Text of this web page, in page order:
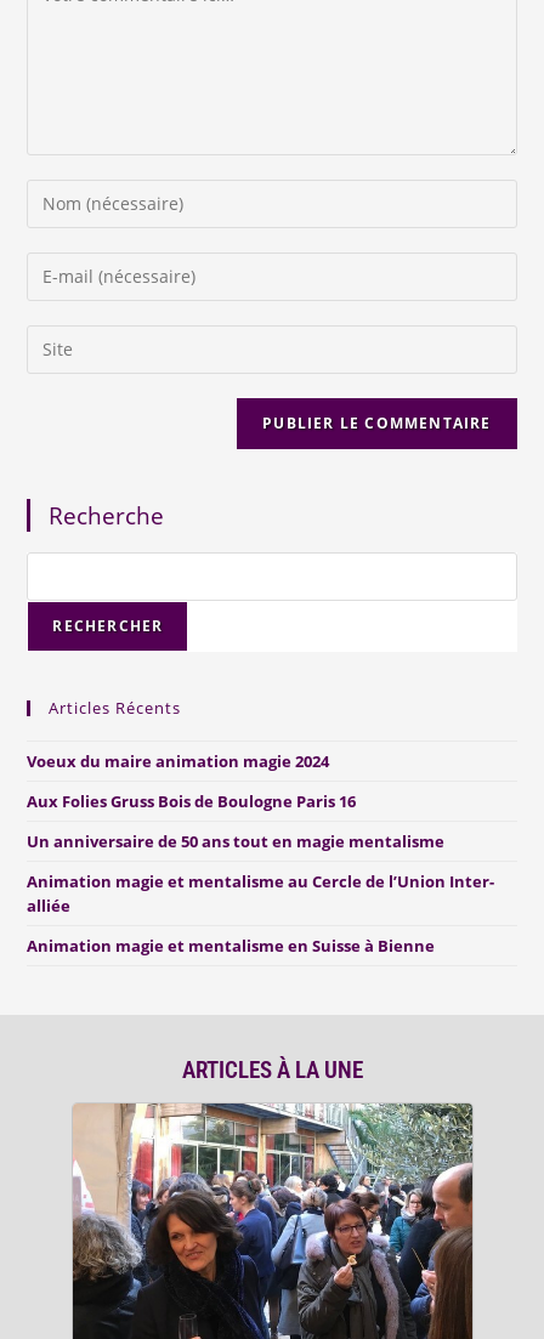
Recherche
RECHERCHER
Articles Récents
Voeux du maire animation magie 2024
Aux Folies Gruss Bois de Boulogne Paris 16
Un anniversaire de 50 ans tout en magie mentalisme
Animation magie et mentalisme au Cercle de l’Union Inter-
alliée
Animation magie et mentalisme en Suisse à Bienne
ARTICLES À LA UNE